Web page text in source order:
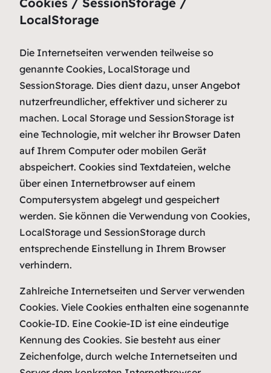
LocalStorage
Die Internetseiten verwenden teilweise so
genannte Cookies, LocalStorage und
SessionStorage. Dies dient dazu, unser Angebot
nutzerfreundlicher, effektiver und sicherer zu
machen. Local Storage und SessionStorage ist
eine Technologie, mit welcher ihr Browser Daten
auf Ihrem Computer oder mobilen Gerät
abspeichert. Cookies sind Textdateien, welche
über einen Internetbrowser auf einem
Computersystem abgelegt und gespeichert
werden. Sie können die Verwendung von Cookies,
LocalStorage und SessionStorage durch
entsprechende Einstellung in Ihrem Browser
verhindern.
Zahlreiche Internetseiten und Server verwenden
Cookies. Viele Cookies enthalten eine sogenannte
Cookie-ID. Eine Cookie-ID ist eine eindeutige
Kennung des Cookies. Sie besteht aus einer
Zeichenfolge, durch welche Internetseiten und